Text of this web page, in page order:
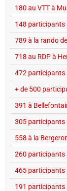
180 au VTT à
148 participants
789 à la rando
718 au RDP à
472 participants
+ de 500
391 à
305 participants
558 à la
260 participants
465 participants
191 participants